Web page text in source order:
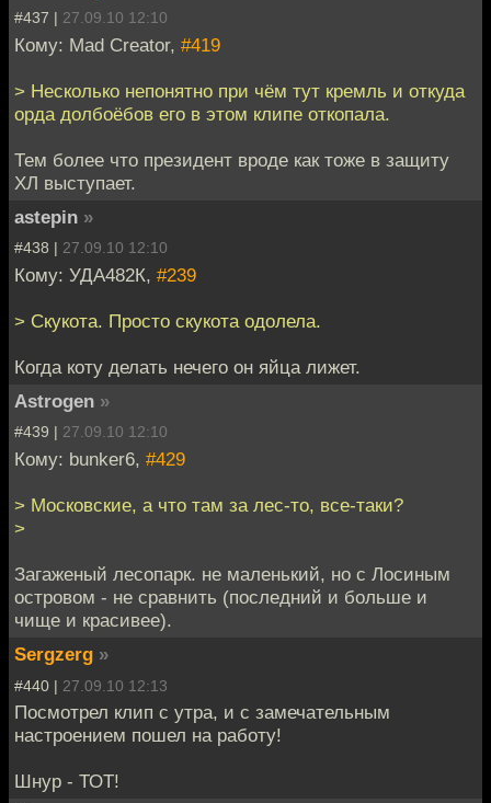
#437 | 27.09.10 12:10
Кому: Mad Creator, #419
> Несколько непонятно при чём тут кремль и откуда
орда долбоёбов его в этом клипе откопала.
Тем более что президент вроде как тоже в защиту
ХЛ выступает.
astepin »
#438 | 27.09.10 12:10
Кому: УДА482К, #239
> Скукота. Просто скукота одолела.
Когда коту делать нечего он яйца лижет.
Astrogen »
#439 | 27.09.10 12:10
Кому: bunker6, #429
> Московские, а что там за лес-то, все-таки?
>
Загаженый лесопарк. не маленький, но с Лосиным
островом - не сравнить (последний и больше и
чище и красивее).
Sergzerg »
#440 | 27.09.10 12:13
Посмотрел клип с утра, и с замечательным
настроением пошел на работу!
Шнур - ТОТ!